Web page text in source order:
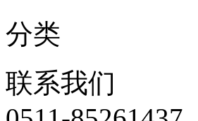
分类
联系我们